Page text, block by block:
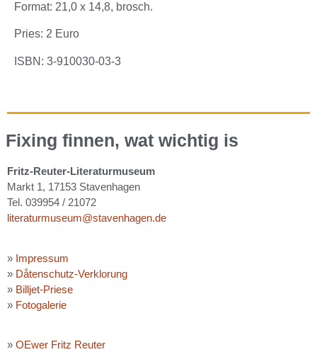
Format: 21,0 x 14,8, brosch.
Pries: 2 Euro
ISBN: 3-910030-03-3
Fixing finnen, wat wichtig is
Fritz-Reuter-Literaturmuseum
Markt 1, 17153 Stavenhagen
Tel. 039954 / 21072
literaturmuseum@stavenhagen.de
» Impressum
» Dåtenschutz-Verklorung
» Billjet-Priese
» Fotogalerie
» OEwer Fritz Reuter